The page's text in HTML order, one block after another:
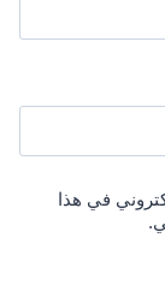
في هذا